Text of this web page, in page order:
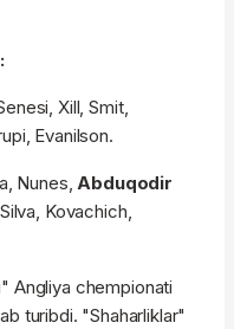
Xill, Smit,
Evanilson.
Nunes,Abduqodir
Kovachich,
Angliya chempionati
turibdi. "Shaharliklar"